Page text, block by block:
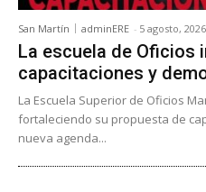
San Martín adminERE - 5 agosto, 2026
La escuela de Oficios
capacitaciones y
La Escuela Superior de Oficios
fortaleciendo su propuesta de
nueva agenda...